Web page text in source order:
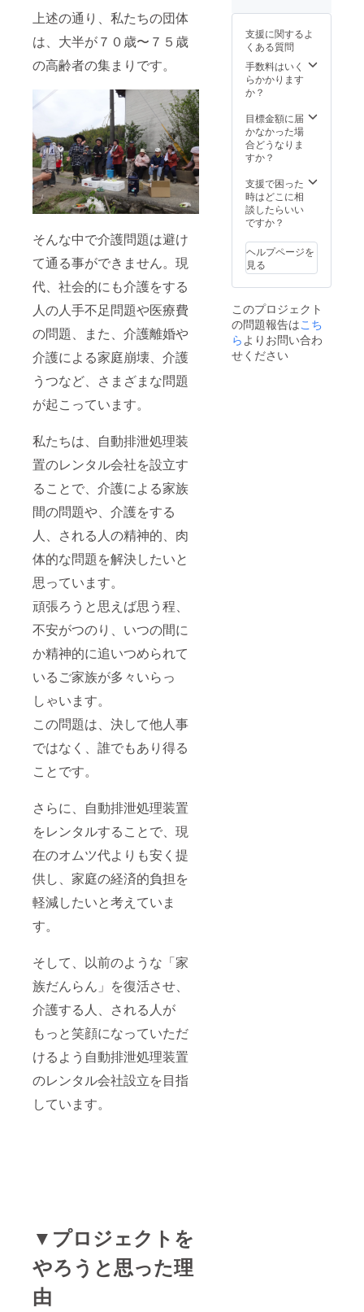
上述の通り、私たちの団体
は、大半が７０歳〜７５歳
の高齢者の集まりです。
そんな中で介護問題は避け
て通る事ができません。現
代、社会的にも介護をする
人の人手不足問題や医療費
の問題、また、介護離婚や
介護による家庭崩壊、介護
うつなど、さまざまな問題
が起こっています。
私たちは、自動排泄処理装
置のレンタル会社を設立す
ることで、介護による家族
間の問題や、介護をする
人、される人の精神的、肉
体的な問題を解決したいと
思っています。
頑張ろうと思えば思う程、
不安がつのり、いつの間に
か精神的に追いつめられて
いるご家族が多々いらっ
しゃいます。
この問題は、決して他人事
ではなく、誰でもあり得る
ことです。
さらに、自動排泄処理装置
をレンタルすることで、現
在のオムツ代よりも安く提
供し、家庭の経済的負担を
軽減したいと考えていま
す。
そして、以前のような「家
族だんらん」を復活させ、
介護する人、される人が
もっと笑顔になっていただ
けるよう自動排泄処理装置
のレンタル会社設立を目指
しています。
▼プロジェクトを
やろうと思った理
由
上がり
い。
支援に関するよ
くある質問
手数料はいく
らかかります
か？
目標金額に届
かなかった場
合どうなりま
すか？
支援で困った
時はどこに相
談したらいい
ですか？
ヘルプページを
見る
このプロジェクト
の問題報告はこち
らよりお問い合わ
せください